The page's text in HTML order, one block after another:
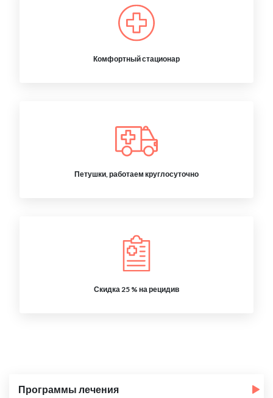
Комфортный стационар
Петушки, работаем круглосуточно
Скидка 25 % на рецидив
Программы лечения